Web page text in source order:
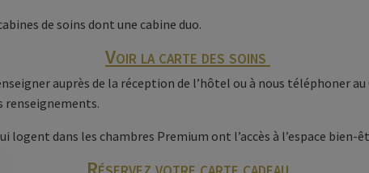
de soins dont une cabine duo.
Voir la carte des soins
auprès de la réception de l’hôtel ou à nous téléphoner au
renseignements.
logent dans les chambres Premium ont l’accès à l’espace bien-